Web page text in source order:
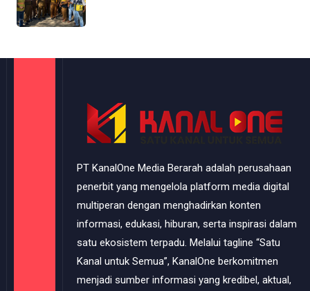
PT KanalOne Media Berarah adalah perusahaan
penerbit yang mengelola platform media digital
multiperan dengan menghadirkan konten
informasi, edukasi, hiburan, serta inspirasi dalam
satu ekosistem terpadu. Melalui tagline “Satu
Kanal untuk Semua”, KanalOne berkomitmen
menjadi sumber informasi yang kredibel, aktual,